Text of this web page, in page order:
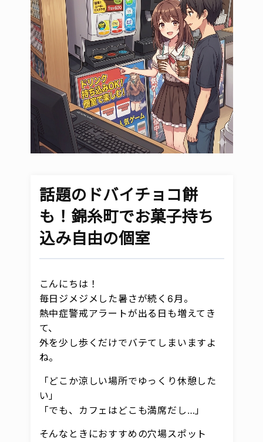
貸出品
オンラインゲーム
映画/アニメ/電子書籍
話題のドバイチョコ餅
も！錦糸町でお菓子持ち
込み自由の個室
こんにちは！
毎日ジメジメした暑さが続く6月。
熱中症警戒アラートが出る日も増えてき
て、
外を少し歩くだけでバテてしまいますよ
ね。
「どこか涼しい場所でゆっくり休憩した
い」
「でも、カフェはどこも満席だし…」
そんなときにおすすめの穴場スポット